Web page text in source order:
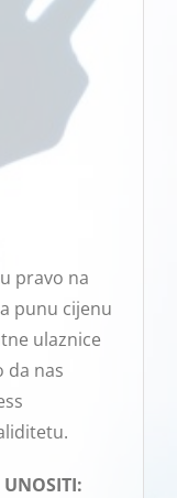
pravo na
punu cijenu
ulaznice
da nas